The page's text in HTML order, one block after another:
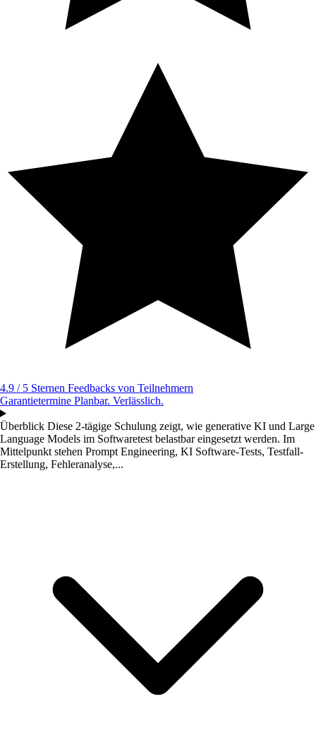
4.9 / 5 Sternen Feedbacks von Teilnehmern
Garantietermine Planbar. Verlässlich.
Überblick Diese 2-tägige Schulung zeigt, wie generative KI und Large
Language Models im Softwaretest belastbar eingesetzt werden. Im
Mittelpunkt stehen Prompt Engineering, KI Software-Tests, Testfall-
Erstellung, Fehleranalyse,...